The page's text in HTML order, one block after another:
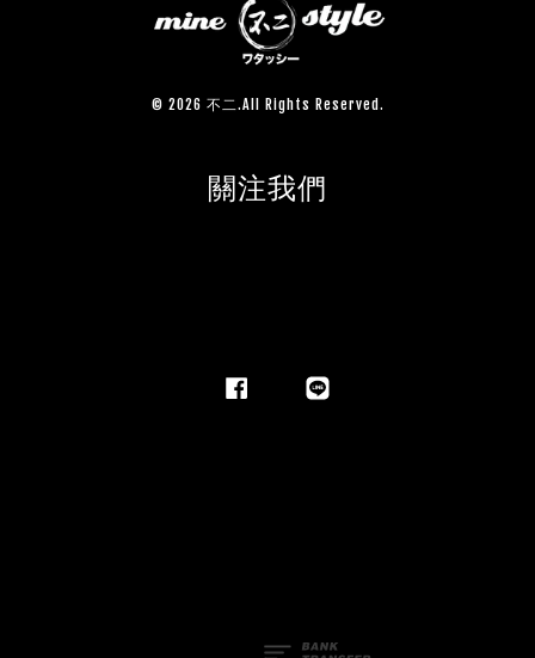
© 2026 不二.All Rights Reserved.
關注我們